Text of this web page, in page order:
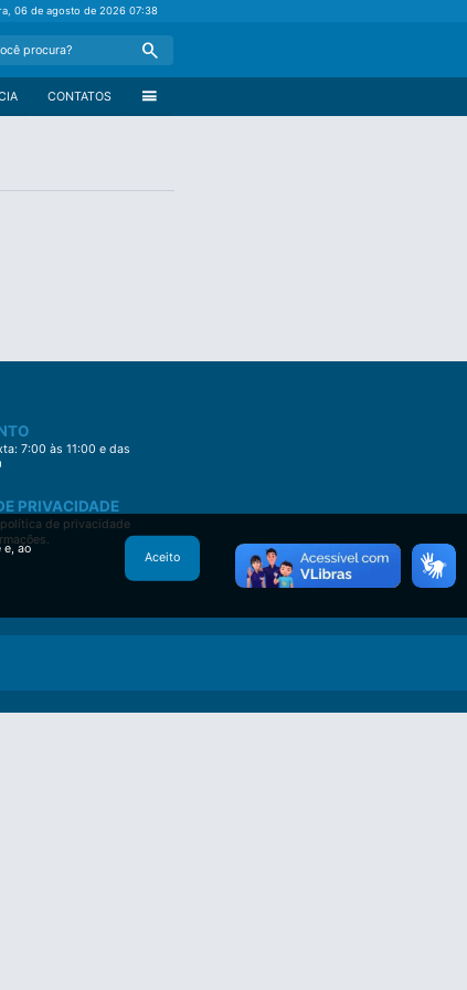
06 de agosto de 202607:38
Search
menu
CONTATOS
7:00 às 11:00 e das
PRIVACIDADE
de privacidade
e, ao
Aceito